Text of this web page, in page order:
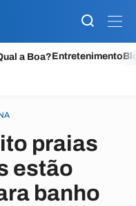
a Boa?Entretenimento
praias
estão
banho